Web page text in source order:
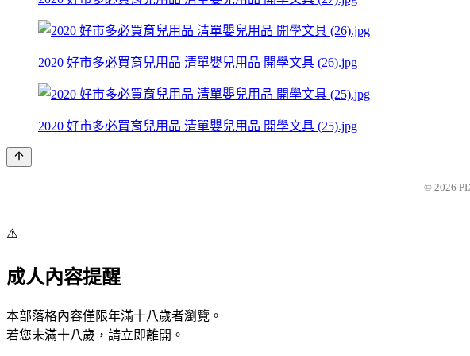
2020 好市多必買育兒用品 清單嬰兒用品 開學文具 (26).jpg
2020 好市多必買育兒用品 清單嬰兒用品 開學文具 (25).jpg
© 2026
⚠️
成人內容提醒
本部落格內容僅限年滿十八歲者瀏覽。
若您未滿十八歲，請立即離開。